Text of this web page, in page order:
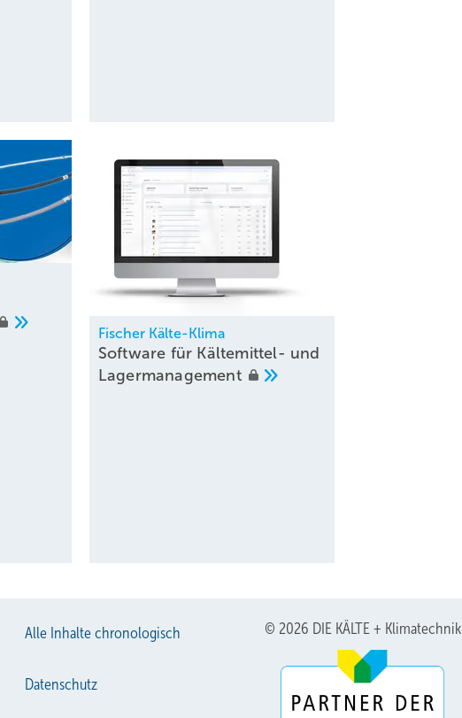
Fischer Kälte-Klima
Software für Kältemittel- und
Lagermanagement
Alle Inhalte chronologisch
Datenschutz
© 2026 DIE KÄLTE + Klimatechnik